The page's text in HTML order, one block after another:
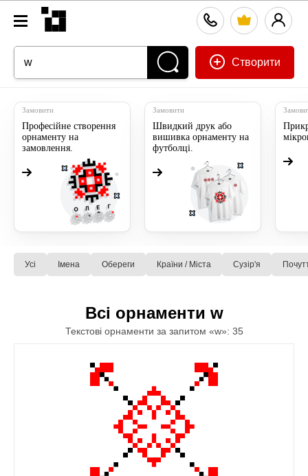
Створити
Замовити
Професійне створення
орнаменту на
замовлення.
Замовити
Швидкий друк або
вишивка орнаменту на
футболці.
Усі Імена Обереги Країни / Міста Сузiр'я
Всі орнаменти w
Текстові орнаменти за запитом «w»: 35